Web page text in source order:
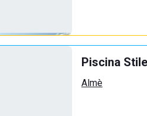
Piscina
Almè